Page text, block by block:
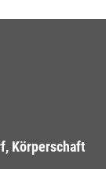
Körperschaft